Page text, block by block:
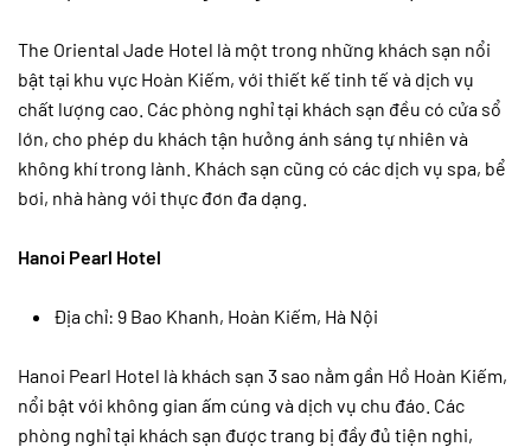
The Oriental Jade Hotel là một trong những khách sạn nổi
bật tại khu vực Hoàn Kiếm, với thiết kế tinh tế và dịch vụ
chất lượng cao. Các phòng nghỉ tại khách sạn đều có cửa sổ
lớn, cho phép du khách tận hưởng ánh sáng tự nhiên và
không khí trong lành. Khách sạn cũng có các dịch vụ spa, bể
bơi, nhà hàng với thực đơn đa dạng.
Hanoi Pearl Hotel
Địa chỉ: 9 Bao Khanh, Hoàn Kiếm, Hà Nội
Hanoi Pearl Hotel là khách sạn 3 sao nằm gần Hồ Hoàn Kiếm,
nổi bật với không gian ấm cúng và dịch vụ chu đáo. Các
phòng nghỉ tại khách sạn được trang bị đầy đủ tiện nghi,